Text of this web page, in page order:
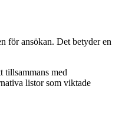
för ansökan. Det betyder en
tillsammans med
listor som viktade